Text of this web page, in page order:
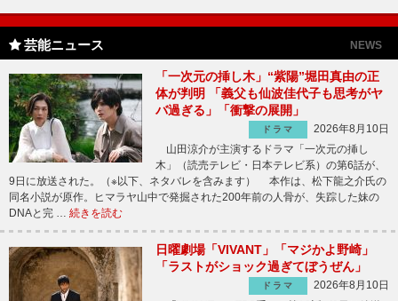
芸能ニュース NEWS
「一次元の挿し木」“紫陽”堀田真由の正
体が判明 「義父も仙波佳代子も思考がヤ
バ過ぎる」「衝撃の展開」
ドラマ
2026年8月10日
山田涼介が主演するドラマ「一次元の挿し
木」（読売テレビ・日本テレビ系）の第6話が、
9日に放送された。（※以下、ネタバレを含みます） 本作は、松下龍之介氏の
同名小説が原作。ヒマラヤ山中で発掘された200年前の人骨が、失踪した妹の
DNAと完 … 続きを読む
日曜劇場「VIVANT」「マジかよ野崎」
「ラストがショック過ぎてぼうぜん」
ドラマ
2026年8月10日